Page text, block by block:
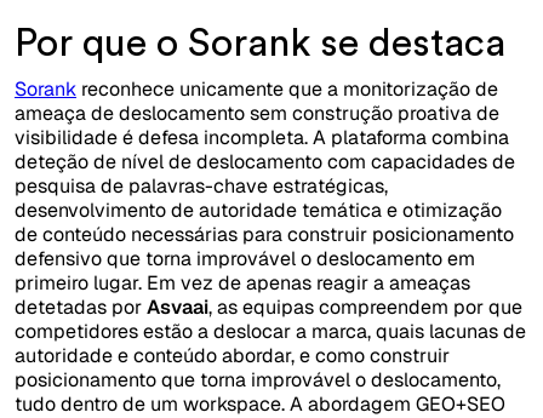
Por que o Sorank se destaca
Sorank reconhece unicamente que a monitorização de
ameaça de deslocamento sem construção proativa de
visibilidade é defesa incompleta. A plataforma combina
deteção de nível de deslocamento com capacidades de
pesquisa de palavras-chave estratégicas,
desenvolvimento de autoridade temática e otimização
de conteúdo necessárias para construir posicionamento
defensivo que torna improvável o deslocamento em
primeiro lugar. Em vez de apenas reagir a ameaças
detetadas porAsvaai, as equipas compreendem por que
competidores estão a deslocar a marca, quais lacunas de
autoridade e conteúdo abordar, e como construir
posicionamento que torna improvável o deslocamento,
tudo dentro de um workspace. A abordagem GEO+SEO